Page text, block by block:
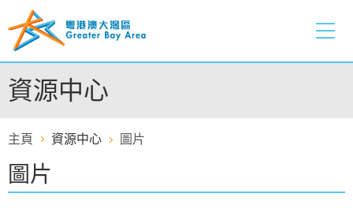
至
容
的
開
資源中心
主頁 資源中心 圖片
圖片